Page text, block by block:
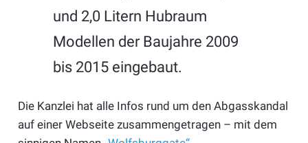
und 2,0 Litern Hubraum
Modellen der Baujahre 2009
bis 2015 eingebaut.
Die Kanzlei hat alle Infos rund um den Abgasskandal
auf einer Webseite zusammengetragen – mit dem